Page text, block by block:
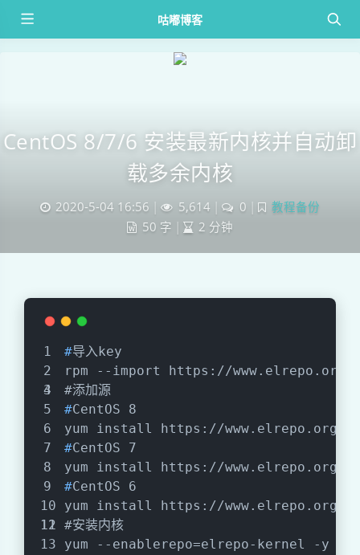
咕嘟博客
CentOS 8/7/6 安装最新内核并自动卸
载多余内核
2020-5-04 16:56 5,614 0
教程备份
50 字 | 2 分钟
#导入key
rpm --import https://www.elrepo.org/
#添加源
#CentOS 8
yum install https://www.elrepo.org/
#CentOS 7
yum install https://www.elrepo.org/
#CentOS 6
yum install https://www.elrepo.org/
#安装内核
yum --enablerepo=elrepo-kernel -y